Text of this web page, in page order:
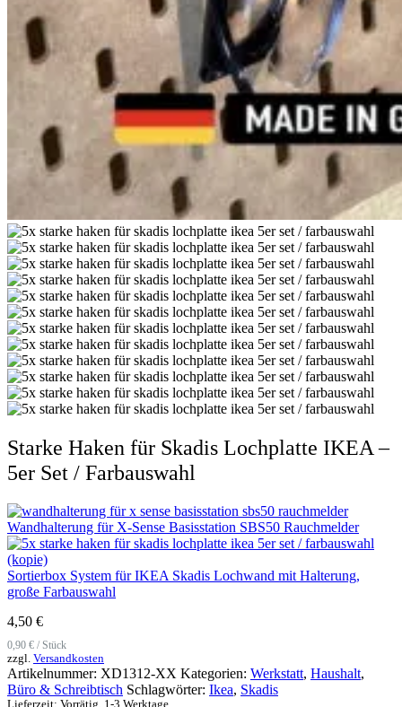
Starke Haken für Skadis Lochplatte IKEA –
5er Set / Farbauswahl
Wandhalterung für X-Sense Basisstation SBS50 Rauchmelder
Sortierbox System für IKEA Skadis Lochwand mit Halterung,
große Farbauswahl
4,50 €
0,90 € / Stück
zzgl. Versandkosten
Artikelnummer: XD1312-XX Kategorien: Werkstatt, Haushalt,
Büro & Schreibtisch Schlagwörter: Ikea, Skadis
Lieferzeit: Vorrätig, 1-3 Werktage